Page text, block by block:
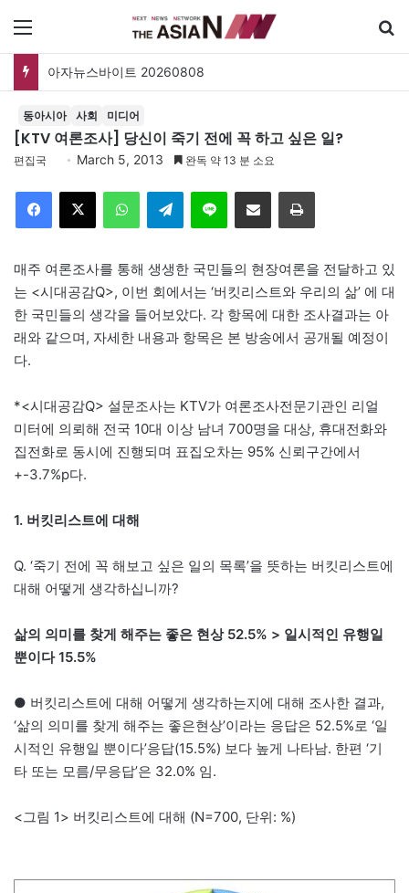
동아시아 사회 미디어
[KTV 여론조사] 당신이 죽기 전에 꼭 하고 싶은 일?
편집국 March 5, 2013 완독 약 13 분 소요
Telegram 이메일
매주 여론조사를 통해 생생한 국민들의 현장여론을 전달하고 있
는 <시대공감Q>, 이번 회에서는 ‘버킷리스트와 우리의 삶’ 에 대
한 국민들의 생각을 들어보았다. 각 항목에 대한 조사결과는 아
래와 같으며, 자세한 내용과 항목은 본 방송에서 공개될 예정이
다.
*<시대공감Q> 설문조사는 KTV가 여론조사전문기관인 리얼
미터에 의뢰해 전국 10대 이상 남녀 700명을 대상, 휴대전화와
집전화로 동시에 진행되며 표집오차는 95% 신뢰구간에서
+-3.7%p다.
1. 버킷리스트에 대해
Q. ‘죽기 전에 꼭 해보고 싶은 일의 목록’을 뜻하는 버킷리스트에
대해 어떻게 생각하십니까?
삶의 의미를 찾게 해주는 좋은 현상 52.5% > 일시적인 유행일
뿐이다 15.5%
● 버킷리스트에 대해 어떻게 생각하는지에 대해 조사한 결과,
‘삶의 의미를 찾게 해주는 좋은현상’이라는 응답은 52.5%로 ‘일
시적인 유행일 뿐이다’응답(15.5%) 보다 높게 나타남. 한편 ‘기
타 또는 모름/무응답’은 32.0% 임.
<그림 1> 버킷리스트에 대해 (N=700, 단위: %)